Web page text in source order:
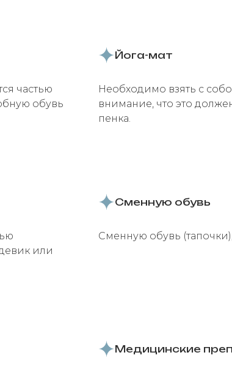
частью
обувь
Йога-мат
Необходимо взять с
внимание, что это
пенка.
или
Сменную обувь
Сменную обувь
Медицинские